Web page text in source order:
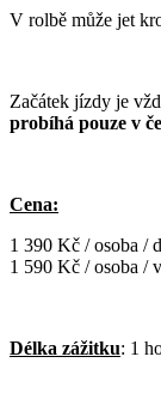
V rolbě může jet
Začátek jízdy je
probíhá pouze v
Cena:
1 390 Kč / osoba /
1 590 Kč / osoba /
Délka zážitku: 1